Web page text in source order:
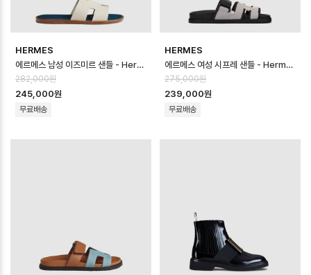
HERMES
에르메스 남성 이즈미르 샌들 - Hermes Mens Lzmir Sandal - hes14…
282,000원
245,000원
무료배송
HERMES
에르메스 여성 시프레 샌들 - Hermes Womens Chypre Sandal - hes…
275,000원
239,000원
무료배송